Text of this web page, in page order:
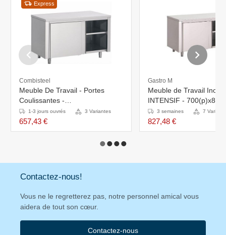
Express
Combisteel
Meuble De Travail - Portes
Coulissantes -
1200x600x(h)850mm
1-3 jours ouvrés 3 Variantes
657,43 €
Gastro M
Meuble de Travail Inox
INTENSIF -
7 Largeurs Différentes
3 semaines 7
827,48 €
Contactez-nous!
Vous ne le regretterez pas, notre personnel amical vous
aidera de tout son cœur.
Contactez-nous